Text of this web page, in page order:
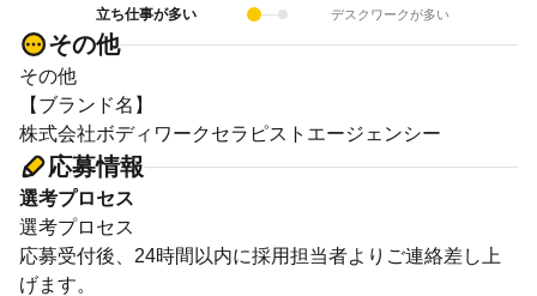
立ち仕事が多い
デスクワークが多い
その他
その他
【ブランド名】
株式会社ボディワークセラピストエージェンシー
応募情報
選考プロセス
選考プロセス
応募受付後、24時間以内に採用担当者よりご連絡差し上
げます。